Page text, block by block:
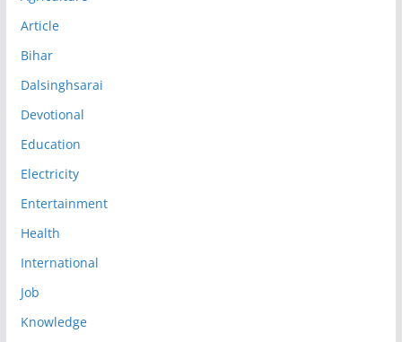
Article
Bihar
Dalsinghsarai
Devotional
Education
Electricity
Entertainment
Health
International
Job
Knowledge